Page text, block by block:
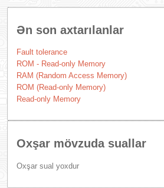
Ən son axtarılanlar
Fault tolerance
ROM - Read-only Memory
RAM (Random Access Memory)
ROM (Read-only Memory)
Read-only Memory
Oxşar mövzuda suallar
Oxşar sual yoxdur